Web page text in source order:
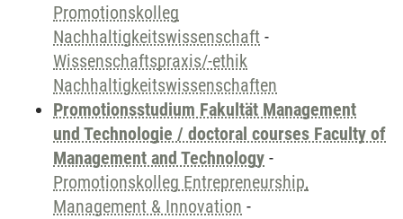
Promotionskolleg
Nachhaltigkeitswissenschaft -
Wissenschaftspraxis/-ethik
Nachhaltigkeitswissenschaften
Promotionsstudium Fakultät Management
und Technologie / doctoral courses Faculty of
Management and Technology -
Promotionskolleg Entrepreneurship,
Management & Innovation -